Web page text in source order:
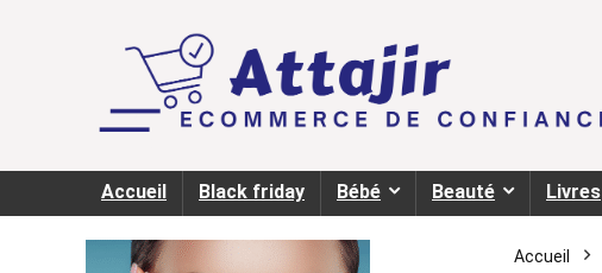
Accueil Black friday Bébé Beauté Livres
Accueil